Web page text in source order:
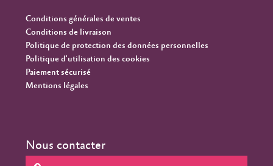
Conditions générales de ventes
Conditions de livraison
Politique de protection des données personnelles
Politique d'utilisation des cookies
Paiement sécurisé
Mentions légales
Nous contacter